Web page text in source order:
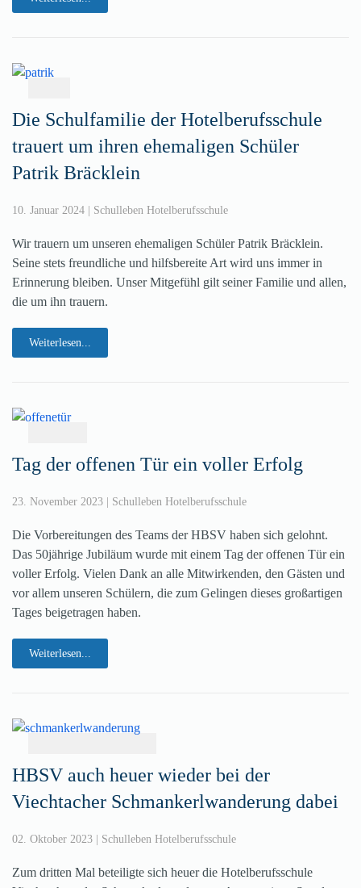
Die Schulfamilie der Hotelberufsschule
trauert um ihren ehemaligen Schüler
Patrik Bräcklein
10. Januar 2024 | Schulleben Hotelberufsschule
Wir trauern um unseren ehemaligen Schüler Patrik Bräcklein.
Seine stets freundliche und hilfsbereite Art wird uns immer in
Erinnerung bleiben. Unser Mitgefühl gilt seiner Familie und allen,
die um ihn trauern.
Weiterlesen...
Tag der offenen Tür ein voller Erfolg
23. November 2023 | Schulleben Hotelberufsschule
Die Vorbereitungen des Teams der HBSV haben sich gelohnt.
Das 50jährige Jubiläum wurde mit einem Tag der offenen Tür ein
voller Erfolg. Vielen Dank an alle Mitwirkenden, den Gästen und
vor allem unseren Schülern, die zum Gelingen dieses großartigen
Tages beigetragen haben.
Weiterlesen...
HBSV auch heuer wieder bei der
Viechtacher Schmankerlwanderung dabei
02. Oktober 2023 | Schulleben Hotelberufsschule
Zum dritten Mal beteiligte sich heuer die Hotelberufsschule